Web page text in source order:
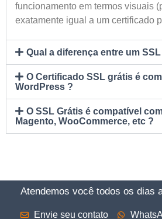
funcionamento em termos visuais
exatamente igual a um certificado
Qual a diferença entre um
O Certificado SSL grátis é
WordPress ?
O SSL Grátis é compatível
Magento, WooCommerce, etc ?
Atendemos você todos os dias
Envie seu contato